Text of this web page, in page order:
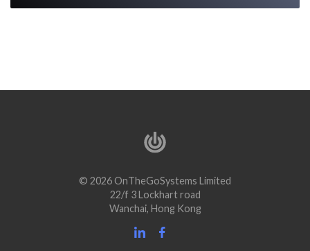
© 2026 OnTheGoSystems Limited
22/f 3 Lockhart road
Wanchai, Hong Kong